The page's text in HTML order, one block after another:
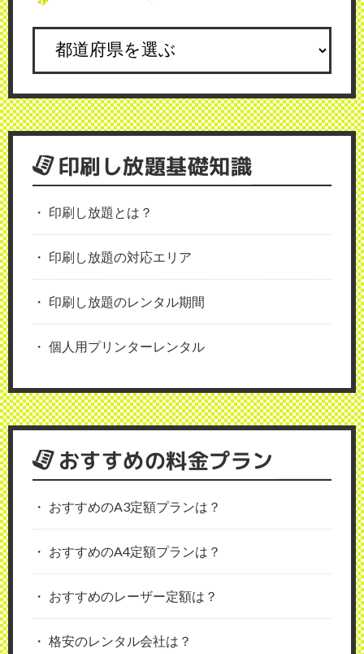
印刷し放題基礎知識
印刷し放題とは？
印刷し放題の対応エリア
印刷し放題のレンタル期間
個人用プリンターレンタル
おすすめの料金プラン
おすすめのA3定額プランは？
おすすめのA4定額プランは？
おすすめのレーザー定額は？
格安のレンタル会社は？